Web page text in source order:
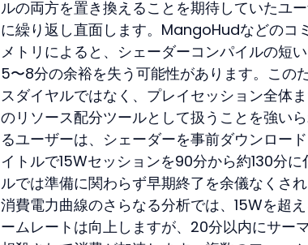
ルの両方を置き換えることを期待していたユ
に繰り返し直面します。MangoHudなどのコ
メトリによると、シェーダーコンパイルの短
5〜8分の余裕を失う可能性があります。この
スダイヤルではなく、プレイセッション全体
のリソース配分ツールとして扱うことを強い
るユーザーは、シェーダーを事前ダウンロー
イトルで15Wセッションを90分から約130分
ルでは準備に関わらず早期終了を余儀なくされ
消費電力曲線のさらなる分析では、15Wを超
ームレートは向上しますが、20分以内にサー